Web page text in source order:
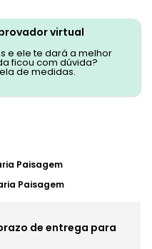
virtual
e ele te dará a melhor
ficou com dúvida?
de medidas.
Paisagem
Paisagem